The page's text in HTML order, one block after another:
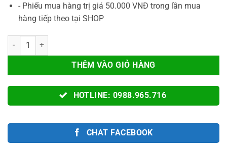
- Phiếu mua hàng trị giá 50.000 VNĐ trong lần mua
hàng tiếp theo tại SHOP
Tay Cầm Gamesir G7 PRO ZENLESS ZONE ZERO ZZZ Chính
THÊM VÀO GIỎ HÀNG
HOTLINE: 0988.965.716
CHAT FACEBOOK